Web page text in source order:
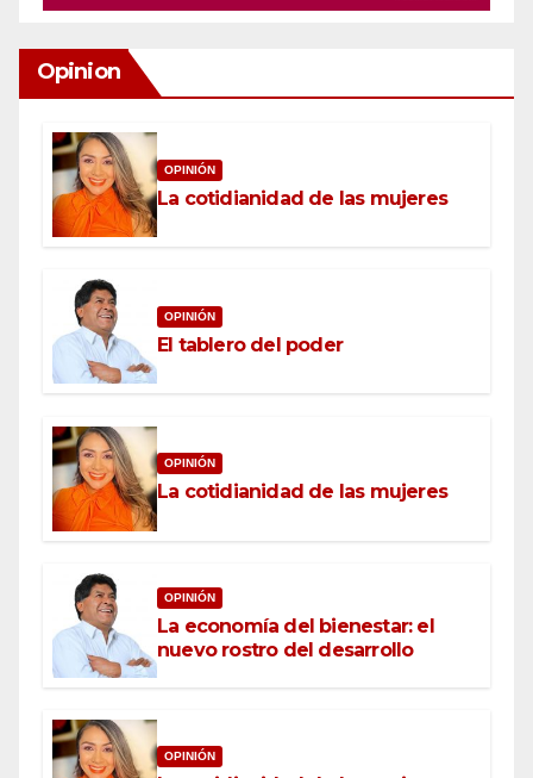
Opinion
OPINIÓN
La cotidianidad de las mujeres
OPINIÓN
El tablero del poder
OPINIÓN
La cotidianidad de las mujeres
OPINIÓN
La economía del bienestar: el
nuevo rostro del desarrollo
OPINIÓN